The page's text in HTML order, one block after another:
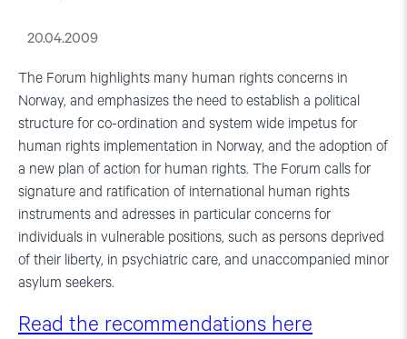
20.04.2009
The Forum highlights many human rights concerns in
Norway, and emphasizes the need to establish a political
structure for co-ordination and system wide impetus for
human rights implementation in Norway, and the adoption of
a new plan of action for human rights. The Forum calls for
signature and ratification of international human rights
instruments and adresses in particular concerns for
individuals in vulnerable positions, such as persons deprived
of their liberty, in psychiatric care, and unaccompanied minor
asylum seekers.
Read the recommendations here